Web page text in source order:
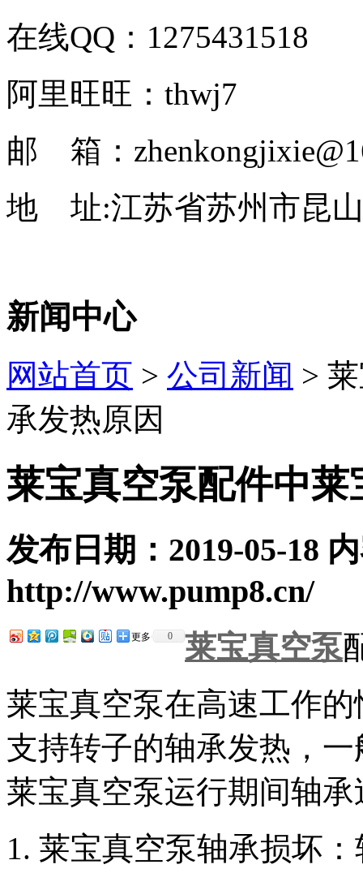
在线QQ：1275431518
阿里旺旺：thwj7
邮 箱：
地 址:江苏省苏州市昆
新闻中心
网站首页 > 公司新闻 >
承发热原因
莱宝真空泵配件​中
发布日期：2019-05-18
http://www.pump8.cn/
更多 0 莱宝真空泵
莱宝真空泵在高速工作
支持转子的轴承发热，
莱宝真空泵运行期间轴
1. 莱宝真空泵轴承损坏